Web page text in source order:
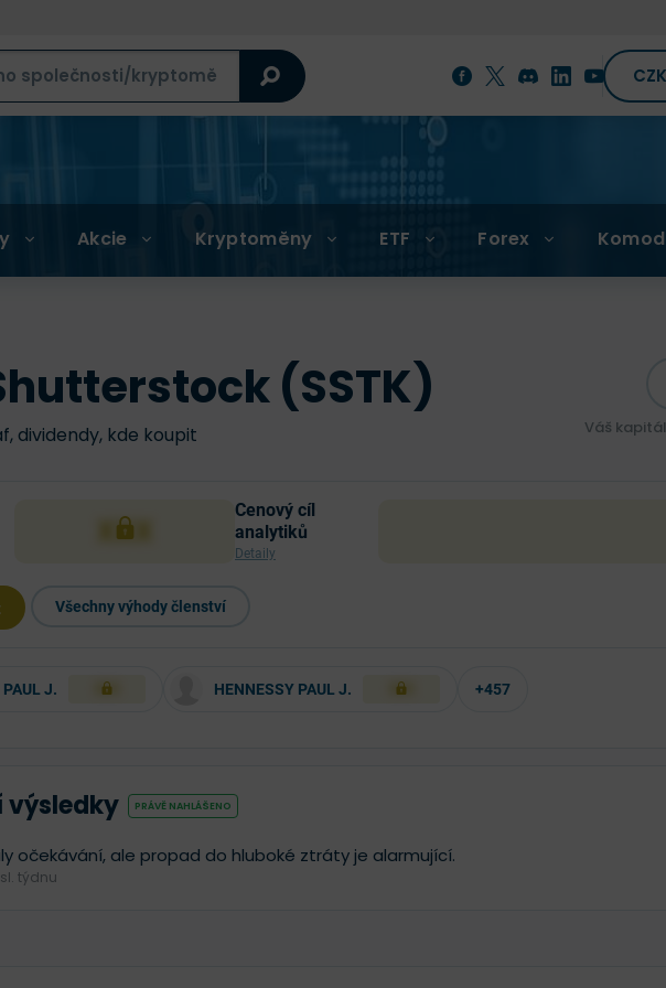
CZK
Akcie Kryptoměny ETF Forex
(SSTK)
dividendy, kde koupit Váš
XXX
Cenový cíl
analytiků
Detaily
Všechny výhody členství
J. XXX HENNESSY PAUL J. XXX +457
výsledky PRÁVĚ NAHLÁŠENO
očekávání, ale propad do hluboké ztráty je alarmující.
týdnu